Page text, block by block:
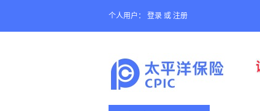
个人用户： 登录 或 注册